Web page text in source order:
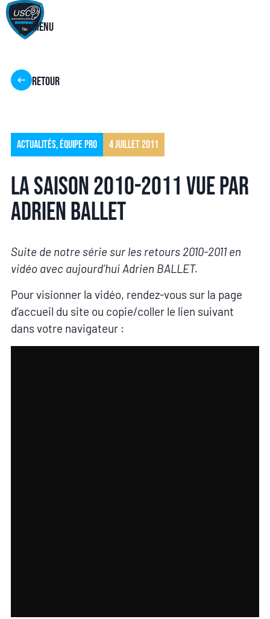
Menu
Retour
Actualités, Équipe pro 4 juillet 2011
La saison 2010-2011 vue par
Adrien BALLET
Suite de notre série sur les retours 2010-2011 en
vidéo avec aujourd’hui Adrien BALLET.
Pour visionner la vidéo, rendez-vous sur la page
d’accueil du site ou copie/coller le lien suivant
dans votre navigateur :